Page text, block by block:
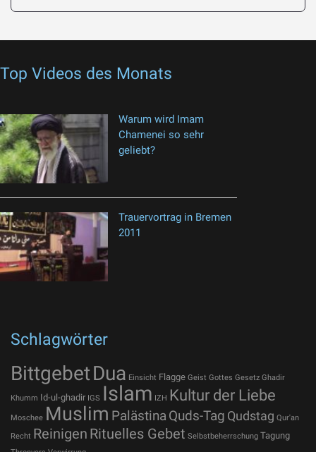
Top Videos des Monats
Warum wird Imam
Chamenei so sehr
geliebt?
Trauervortrag in Bremen
2011
Schlagwörter
BittgebetDua Einsicht Flagge Geist Gottes Gesetz Ghadir
Khumm Id-ul-ghadir IGS Islam IZH Kultur der Liebe
Moschee Muslim Palästina Quds-Tag Qudstag Qur'an
Recht Reinigen Rituelles Gebet Selbstbeherrschung Tagung